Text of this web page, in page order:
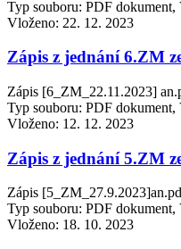
Typ souboru: PDF
Vloženo: 22. 12. 2023
Zápis z jednání 6.ZM
Zápis [6_ZM_22.11.2023]
Typ souboru: PDF
Vloženo: 12. 12. 2023
Zápis z jednání 5.ZM
Zápis
Typ souboru: PDF
Vloženo: 18. 10. 2023